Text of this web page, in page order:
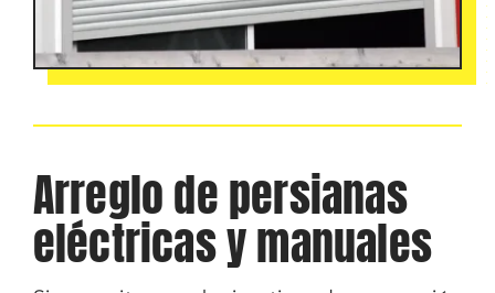
Contacto rápido
Arreglo de persianas
eléctricas y manuales